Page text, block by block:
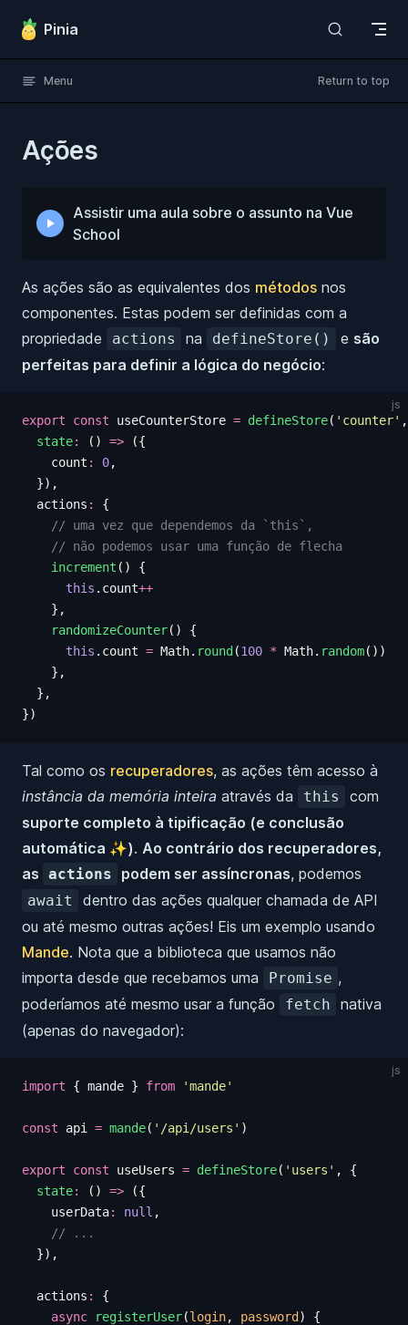
Skip to content
Pinia
Menu Return to top
Ações
Assistir uma aula sobre o assunto na Vue
School
As ações são as equivalentes dos métodos nos
componentes. Estas podem ser definidas com a
propriedade
actions na defineStore() e são
perfeitas para definir a lógica do negócio:
js
export const useCounterStore = defineStore( ' counter' ,
  state
: () => ({
    count
: 0,
  }),
  actions
:
{
    // uma vez que dependemos da `this`,
    // não podemos usar uma função de flecha
    increment
()
{
      this
. count++
    },
    randomizeCounter
()
{
      this
. count = Math. round (100 * Math. random())
    },
  },
})
Tal como os recuperadores, as ações têm acesso à
instância da memória inteira através da this
com
suporte completo à tipificação (e conclusão
automática ✨). Ao contrário dos recuperadores,
as actions podem ser assíncronas, podemos
await
dentro das ações qualquer chamada de API
ou até mesmo outras ações! Eis um exemplo usando
Mande. Nota que a biblioteca que usamos não
importa desde que recebamos uma
Promise ,
poderíamos até mesmo usar a função
fetch
nativa
(apenas do navegador):
js
import { mande } from 'mande'
const api = mande( ' /api/users ' )
export const useUsers = defineStore( ' users ' ,
{
  state
: () => ({
    userData
: null ,
    // ...
  }),
  actions
:
{
    async
registerUser(login, password )
{